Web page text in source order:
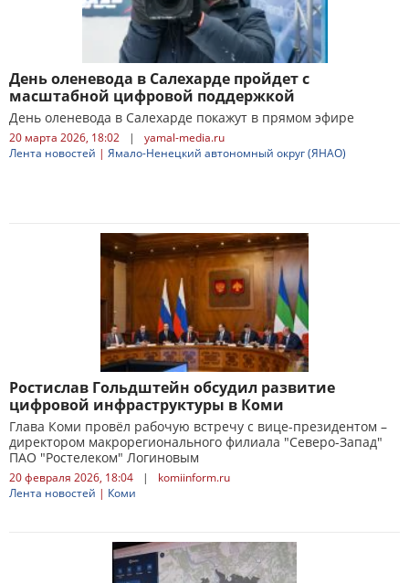
День оленевода в Салехарде пройдет с
масштабной цифровой поддержкой
День оленевода в Салехарде покажут в прямом эфире
20 марта 2026, 18:02 |
yamal-media.ru
Лента новостей | Ямало-Ненецкий автономный округ (ЯНАО)
Ростислав Гольдштейн обсудил развитие
цифровой инфраструктуры в Коми
Глава Коми провёл рабочую встречу с вице-президентом –
директором макрорегионального филиала "Северо-Запад"
ПАО "Ростелеком" Логиновым
20 февраля 2026, 18:04 |
komiinform.ru
Лента новостей | Коми